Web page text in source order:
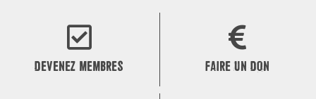
DEVENEZ MEMBRES FAIRE UN DON